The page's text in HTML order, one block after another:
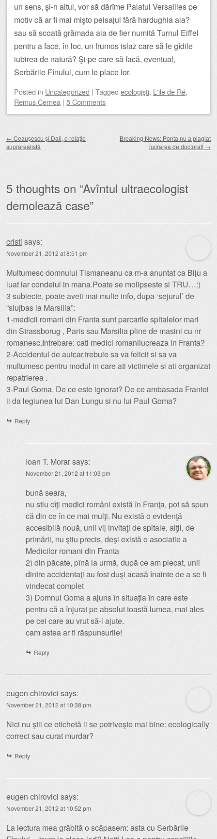
un sens, şi-n altul, vor să dărîme Palatul Versailles pe
motiv că ar fi mai mişto peisajul fără hardughia aia?
sau să scoată grămada aia de fier numită Turnul Eiffel
pentru a face, în loc, un frumos islaz care să le gîdile
iubirea de natură? Şi pe care să facă, eventual,
Serbările Fînului, cum le place lor.
Posted in Uncategorized | Tagged ecologişti, L'ile de Ré,
Remus Cernea | 5 Comments
← Ceauşescu şi Dali, o relaţie
suprarealistă
Breaking News: Ponta nu a plagiat
lucrarea de doctorat! →
5 thoughts on “Avîntul ultraecologist
demolează case”
cristi says:
November 21, 2012 at 8:51 pm
Multumesc domnului Tismaneanu ca m-a anuntat ca Biju a
luat iar condeiul in mana.Poate se molipseste si TRU…:)
3 subiecte, poate aveti mai multe info, dupa ‘sejurul’ de
“slujbas la Marsilia”:
1-medicii romani din Franta sunt parcarile spitalelor mari
din Strassborug , Paris sau Marsilia pline de masini cu nr
romanesc.Intrebare: cati medici romanilucreaza in Franta?
2-Accidentul de autcar.trebuie sa va felicit si sa va
multumesc pentru modul in care ati victimele si ati organizat
repatrierea .
3-Paul Goma. De ce este ignorat? De ce ambasada Frantei
ii da legiunea lui Dan Lungu si nu lui Paul Goma?
Reply
Ioan T. Morarsays:
November 21, 2012 at 11:03 pm
bună seara,
nu stiu cîţi medici români există în Franţa, pot să spun
că din ce în ce mai mulţi. Nu există o evidenţă
accesibilă nouă, unii vij invitaţi de spitale, alţii, de
primării, nu ştiu precis, deşi există o asociatie a
Medicilor romani din Franta
2) din păcate, pînă la urmă, după ce am plecat, unii
dintre accidentaţi au fost duşi acasă înainte de a se fi
vindecat complet
3) Domnul Goma a ajuns în situaţia în care este
pentru că a înjurat pe absolut toastă lumea, mai ales
pe cei care au vrut să-l ajute.
cam astea ar fi răspunsurile!
Reply
eugen chirovici says:
November 21, 2012 at 10:38 pm
Nici nu ştii ce etichetă li se potriveşte mai bine: ecologically
correct sau curat murdar?
Reply
eugen chirovici says:
November 21, 2012 at 10:52 pm
La lectura mea grăbită o scăpasem: asta cu Serbările